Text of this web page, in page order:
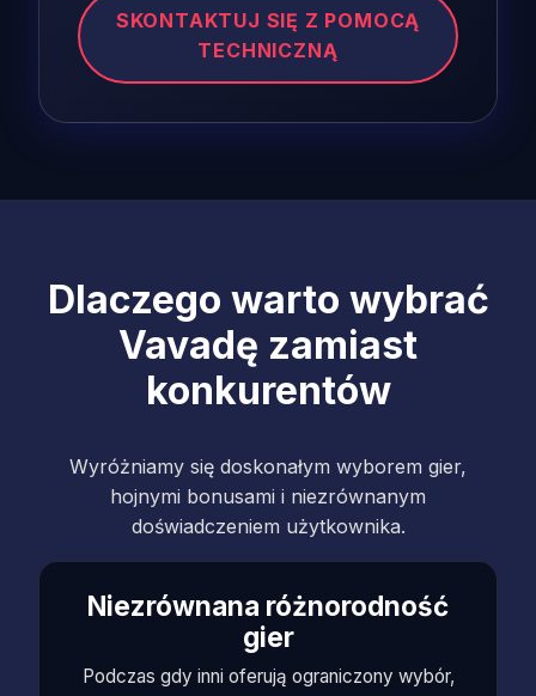
SKONTAKTUJ SIĘ Z POMOCĄ
TECHNICZNĄ
Dlaczego warto wybrać
Vavadę zamiast
konkurentów
Wyróżniamy się doskonałym wyborem gier,
hojnymi bonusami i niezrównanym
doświadczeniem użytkownika.
Niezrównana różnorodność
gier
Podczas gdy inni oferują ograniczony wybór,